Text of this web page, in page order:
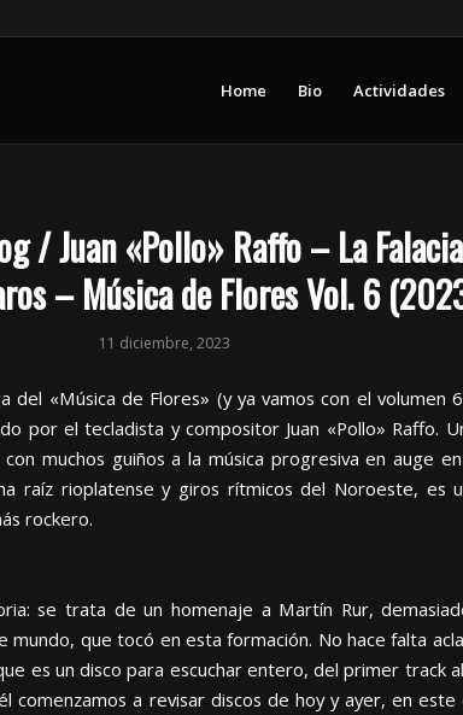
Home Bio Actividades
/ Juan «Pollo» Raffo – La
– Música de Flores Vol. 6
11 diciembre, 2023
del «Música de Flores» (y ya vamos con el volumen
por el tecladista y compositor Juan «Pollo» Raffo.
con muchos guiños a la música progresiva en auge
raíz rioplatense y giros rítmicos del Noroeste, es
rockero.
se trata de un homenaje a Martín Rur,
mundo, que tocó en esta formación. No hace falta
es un disco para escuchar entero, del primer track
comenzamos a revisar discos de hoy y ayer, en este